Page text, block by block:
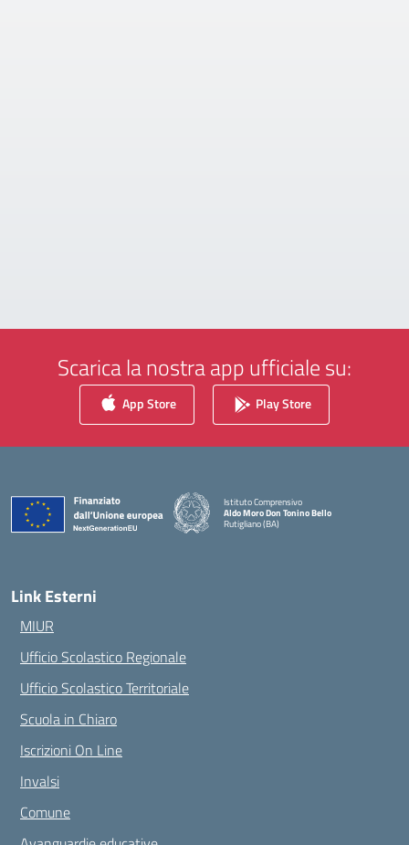
Scarica la nostra app ufficiale su:
App Store Play Store
Istituto Comprensivo
Aldo Moro Don Tonino Bello
Rutigliano (BA)
— Visita la pagina iniziale della scuola
Link Esterni
MIUR
Ufficio Scolastico Regionale
Ufficio Scolastico Territoriale
Scuola in Chiaro
Iscrizioni On Line
Invalsi
Comune